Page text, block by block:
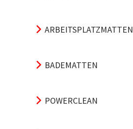
ARBEITSPLATZMATTEN
BADEMATTEN
POWERCLEAN